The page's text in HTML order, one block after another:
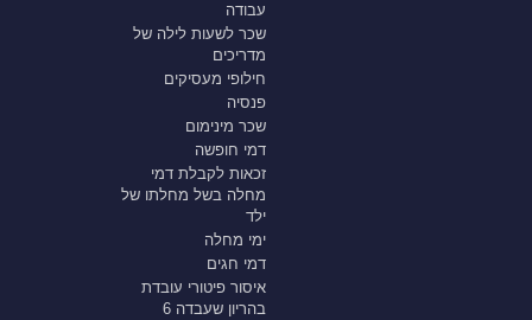
עבודה
שכר לשעות לילה של
מדריכים
חילופי מעסיקים
פנסיה
שכר מינימום
דמי חופשה
זכאות לקבלת דמי
מחלה בשל מחלתו של
ילד
ימי מחלה
דמי חגים
איסור פיטורי עובדת
בהריון שעבדה 6